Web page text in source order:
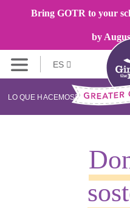
Bring GOTR to your
by
ES
LO QUE HACEMOS